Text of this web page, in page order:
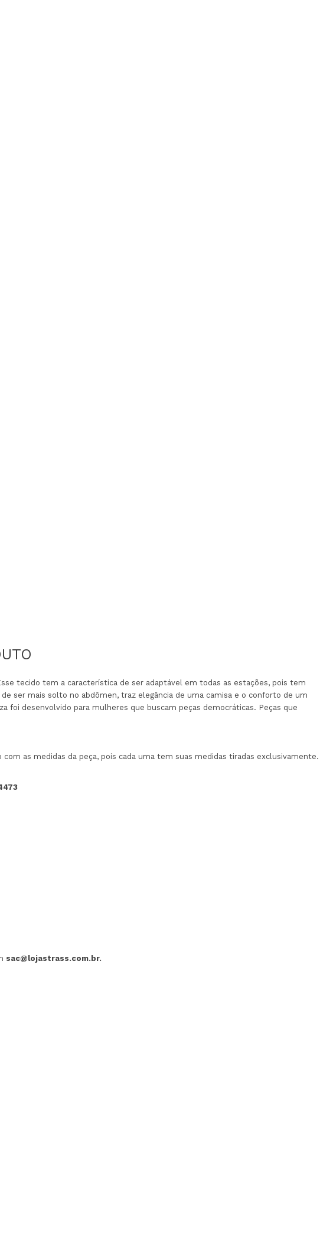
tecido tem a característica de ser adaptável em todas as estações, pois tem
ser mais solto no abdômen, traz elegância de uma camisa e o conforto de um
foi desenvolvido para mulheres que buscam peças democráticas. Peças que
as medidas da peça, pois cada uma tem suas medidas tiradas exclusivamente.
sac@lojastrass.com.br.